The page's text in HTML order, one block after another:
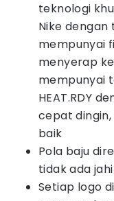
teknologi
Nike dengan
mempunyai
menyerap
mempunyai
HEAT.RDY
cepat
baik
Pola baju
tidak ada
Setiap logo